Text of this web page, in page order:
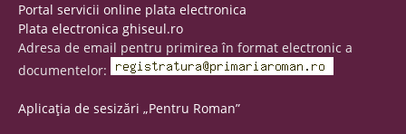
Portal servicii online plata electronica
Plata electronica ghiseul.ro
Adresa de email pentru primirea în format electronic a
documentelor:
Aplicația de sesizări „Pentru Roman”